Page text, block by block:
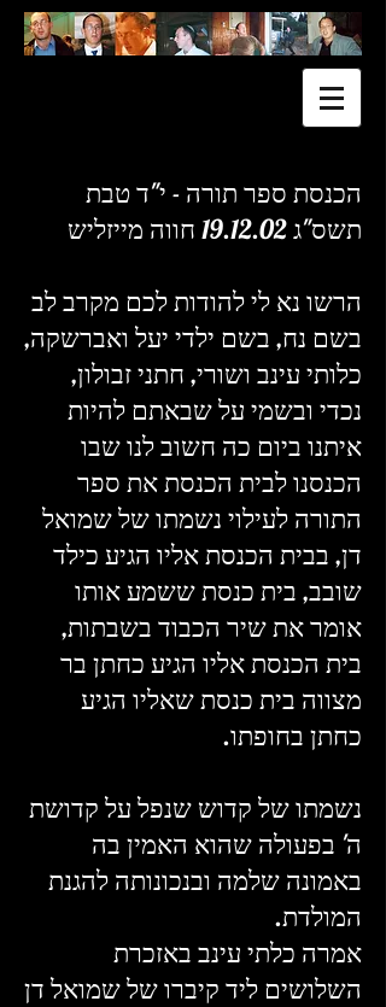
הכנסת ספר תורה - י"ד טבת
תשס"ג 19.12.02 חווה מייזליש
הרשו נא לי להודות לכם מקרב לב
בשם נח, בשם ילדי יעל ואברשקה,
כלותי עינב ושורי, חתני זבולון,
נכדי ובשמי על שבאתם להיות
איתנו ביום כה חשוב לנו שבו
הכנסנו לבית הכנסת את ספר
התורה לעילוי נשמתו של שמואל
דן, בבית הכנסת אליו הגיע כילד
שובב, בית כנסת ששמע אותו
אומר את שיר הכבוד בשבתות,
בית הכנסת אליו הגיע כחתן בר
מצווה בית כנסת שאליו הגיע
כחתן בחופתו.
נשמתו של קדוש שנפל על קדושת
ה' בפעולה שהוא האמין בה
באמונה שלמה ובנכונותה להגנת
המולדת.
אמרה כלתי עינב באזכרת
השלושים ליד קיברו של שמואל דן